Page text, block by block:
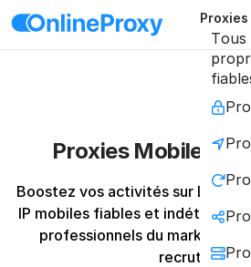
Tous
Proxies Mobiles
Boostez vos activités sur
IP mobiles fiables et
professionnels du marketing,
recrutement.